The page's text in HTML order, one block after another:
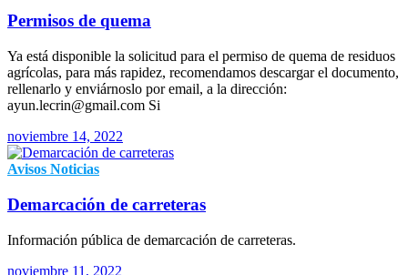
Permisos de quema
Ya está disponible la solicitud para el permiso de quema de residuos
agrícolas, para más rapidez, recomendamos descargar el documento,
rellenarlo y enviárnoslo por email, a la dirección:
ayun.lecrin@gmail.com Si
noviembre 14, 2022
Avisos Noticias
Demarcación de carreteras
Información pública de demarcación de carreteras.
noviembre 11, 2022